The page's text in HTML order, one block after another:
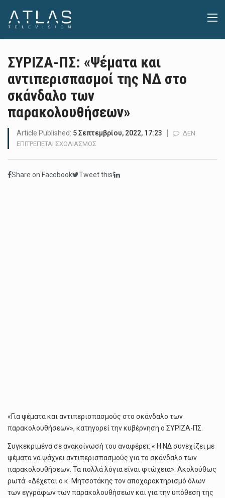
ΣΥΡΙΖΑ-ΠΣ: «Ψέματα και
αντιπερισπασμοί της ΝΔ στο
σκάνδαλο των
παρακολουθήσεων»
Article Published: 5 Σεπτεμβρίου, 2022, 17:23
ΔΕΝ
ΕΠΙΤΡΈΠΕΤΑΙ ΣΧΟΛΙΑΣΜΌΣ
«ΨΈΜΑΤΑ
Share on Facebook Tweet this!
«Για ψέματα και αντιπερισπασμούς στο σκάνδαλο των
παρακολουθήσεων», κατηγορεί την κυβέρνηση ο ΣΥΡΙΖΑ-ΠΣ.
Συγκεκριμένα σε ανακοίνωσή του αναφέρει: « Η ΝΔ συνεχίζει με
ψέματα να ψάχνει αντιπερισπασμούς για το σκάνδαλο των
παρακολουθήσεων. Τα πολλά λόγια είναι φτώχεια». Ακολούθως
ρωτά: «Δέχεται ο κ. Μητσοτάκης τον αποχαρακτηρισμό όλων
των εγγράφων των παρακολουθήσεων και για την υπόθεση της